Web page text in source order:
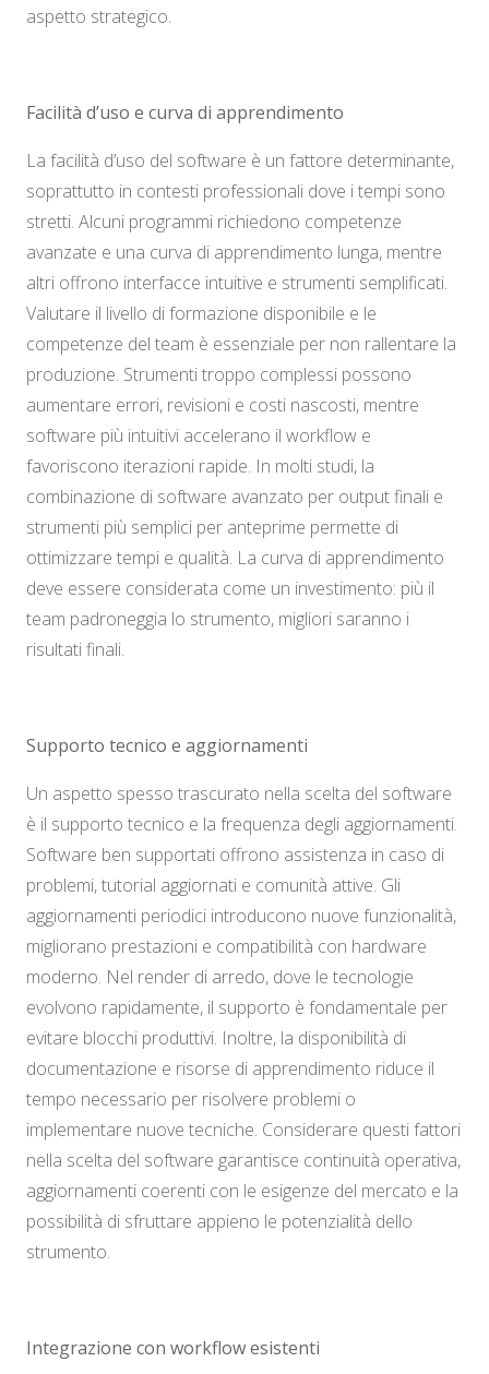
aspetto strategico.
Facilità d’uso e curva di apprendimento
La facilità d’uso del software è un fattore determinante,
soprattutto in contesti professionali dove i tempi sono
stretti. Alcuni programmi richiedono competenze
avanzate e una curva di apprendimento lunga, mentre
altri offrono interfacce intuitive e strumenti semplificati.
Valutare il livello di formazione disponibile e le
competenze del team è essenziale per non rallentare la
produzione. Strumenti troppo complessi possono
aumentare errori, revisioni e costi nascosti, mentre
software più intuitivi accelerano il workflow e
favoriscono iterazioni rapide. In molti studi, la
combinazione di software avanzato per output finali e
strumenti più semplici per anteprime permette di
ottimizzare tempi e qualità. La curva di apprendimento
deve essere considerata come un investimento: più il
team padroneggia lo strumento, migliori saranno i
risultati finali.
Supporto tecnico e aggiornamenti
Un aspetto spesso trascurato nella scelta del software
è il supporto tecnico e la frequenza degli aggiornamenti.
Software ben supportati offrono assistenza in caso di
problemi, tutorial aggiornati e comunità attive. Gli
aggiornamenti periodici introducono nuove funzionalità,
migliorano prestazioni e compatibilità con hardware
moderno. Nel render di arredo, dove le tecnologie
evolvono rapidamente, il supporto è fondamentale per
evitare blocchi produttivi. Inoltre, la disponibilità di
documentazione e risorse di apprendimento riduce il
tempo necessario per risolvere problemi o
implementare nuove tecniche. Considerare questi fattori
nella scelta del software garantisce continuità operativa,
aggiornamenti coerenti con le esigenze del mercato e la
possibilità di sfruttare appieno le potenzialità dello
strumento.
Integrazione con workflow esistenti